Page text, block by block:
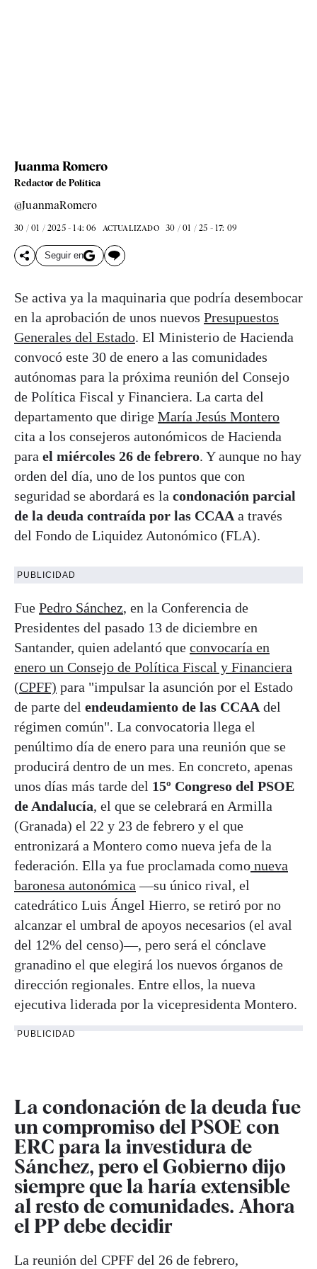
Juanma Romero
Redactor de Política
@JuanmaRomero
30 / 01 / 2025 - 14: 06 ACTUALIZADO 30 / 01 / 25 - 17: 09
Seguir en
Se activa ya la maquinaria que podría desembocar
en la aprobación de unos nuevos Presupuestos
Generales del Estado. El Ministerio de Hacienda
convocó este 30 de enero a las comunidades
autónomas para la próxima reunión del Consejo
de Política Fiscal y Financiera. La carta del
departamento que dirige María Jesús Montero
cita a los consejeros autonómicos de Hacienda
para el miércoles 26 de febrero. Y aunque no hay
orden del día, uno de los puntos que con
seguridad se abordará es la condonación parcial
de la deuda contraída por las CCAA a través
del Fondo de Liquidez Autonómico (FLA).
PUBLICIDAD
Fue Pedro Sánchez, en la Conferencia de
Presidentes del pasado 13 de diciembre en
Santander, quien adelantó que convocaría en
enero un Consejo de Política Fiscal y Financiera
(CPFF) para "impulsar la asunción por el Estado
de parte del endeudamiento de las CCAA del
régimen común". La convocatoria llega el
penúltimo día de enero para una reunión que se
producirá dentro de un mes. En concreto, apenas
unos días más tarde del 15º Congreso del PSOE
de Andalucía, el que se celebrará en Armilla
(Granada) el 22 y 23 de febrero y el que
entronizará a Montero como nueva jefa de la
federación. Ella ya fue proclamada como nueva
baronesa autonómica —su único rival, el
catedrático Luis Ángel Hierro, se retiró por no
alcanzar el umbral de apoyos necesarios (el aval
del 12% del censo)—, pero será el cónclave
granadino el que elegirá los nuevos órganos de
dirección regionales. Entre ellos, la nueva
ejecutiva liderada por la vicepresidenta Montero.
PUBLICIDAD
La condonación de la deuda fue
un compromiso del PSOE con
ERC para la investidura de
Sánchez, pero el Gobierno dijo
siempre que la haría extensible
al resto de comunidades. Ahora
el PP debe decidir
La reunión del CPFF del 26 de febrero,